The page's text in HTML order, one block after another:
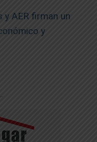
y AER firman un
y